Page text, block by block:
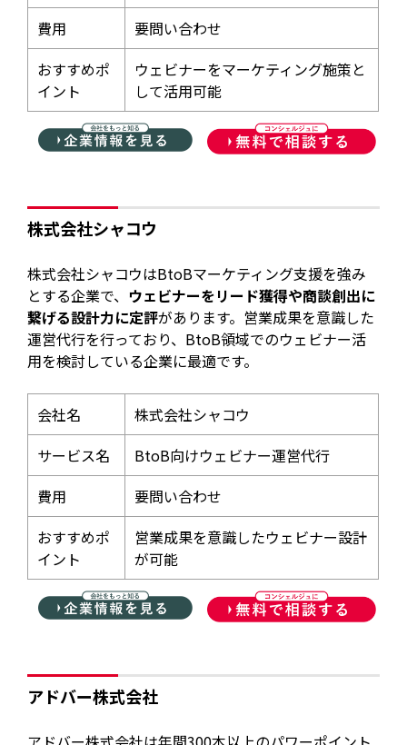
費用
要問い合わせ
おすすめポ
イント
ウェビナーをマーケティング施策と
して活用可能
株式会社シャコウ
株式会社シャコウはBtoBマーケティング支援を強み
とする企業で、 ウェビナーをリード獲得や商談創出に
繋げる設計力に定評があります。営業成果を意識した
運営代行を行っており、BtoB領域でのウェビナー活
用を検討している企業に最適です。
会社名
株式会社シャコウ
サービス名
BtoB向けウェビナー運営代行
費用
要問い合わせ
おすすめポ
イント
営業成果を意識したウェビナー設計
が可能
アドバー株式会社